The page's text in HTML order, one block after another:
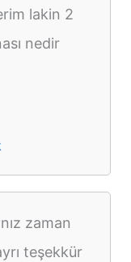
lakin 2
nedir
zaman
teşekkür